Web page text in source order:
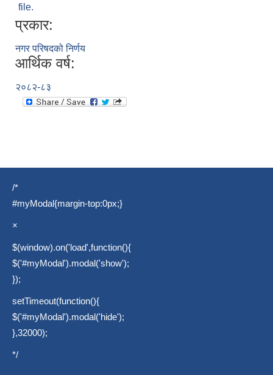
file.
प्रकार:
नगर परिषदको निर्णय
आर्थिक वर्ष:
२०८२-८३
/*
#myModal{margin-top:0px;}
×
$(window).on('load',function(){
$('#myModal').modal('show');
});
setTimeout(function(){
$('#myModal').modal('hide');
},32000);
*/